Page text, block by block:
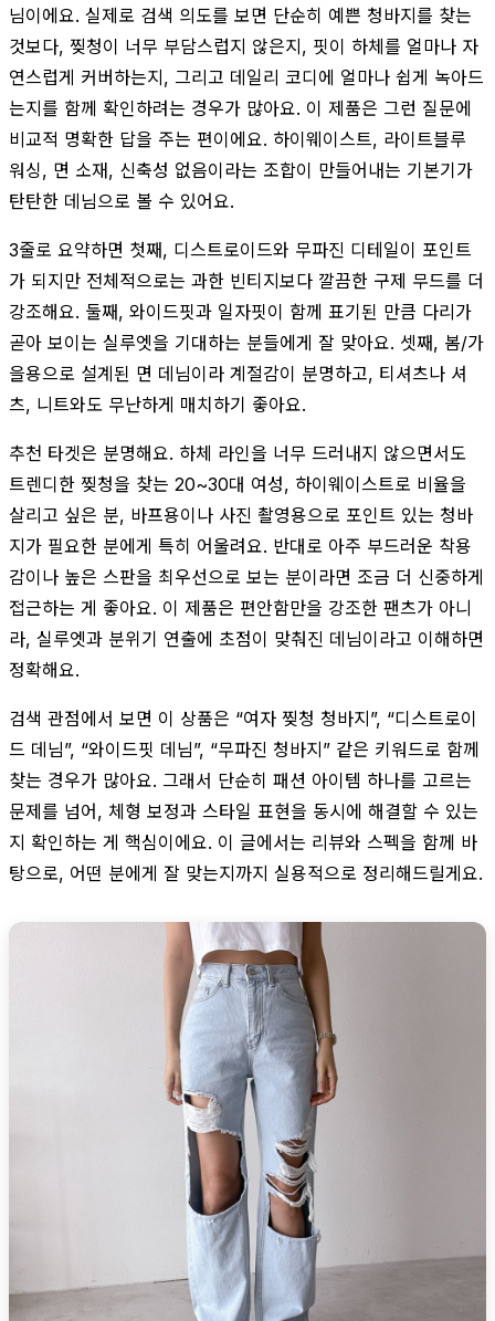
님이에요. 실제로 검색 의도를 보면 단순히 예쁜 청바지를 찾는
것보다, 찢청이 너무 부담스럽지 않은지, 핏이 하체를 얼마나 자
연스럽게 커버하는지, 그리고 데일리 코디에 얼마나 쉽게 녹아드
는지를 함께 확인하려는 경우가 많아요. 이 제품은 그런 질문에
비교적 명확한 답을 주는 편이에요. 하이웨이스트, 라이트블루
워싱, 면 소재, 신축성 없음이라는 조합이 만들어내는 기본기가
탄탄한 데님으로 볼 수 있어요.
3줄로 요약하면 첫째, 디스트로이드와 무파진 디테일이 포인트
가 되지만 전체적으로는 과한 빈티지보다 깔끔한 구제 무드를 더
강조해요. 둘째, 와이드핏과 일자핏이 함께 표기된 만큼 다리가
곧아 보이는 실루엣을 기대하는 분들에게 잘 맞아요. 셋째, 봄/가
을용으로 설계된 면 데님이라 계절감이 분명하고, 티셔츠나 셔
츠, 니트와도 무난하게 매치하기 좋아요.
추천 타겟은 분명해요. 하체 라인을 너무 드러내지 않으면서도
트렌디한 찢청을 찾는 20~30대 여성, 하이웨이스트로 비율을
살리고 싶은 분, 바프용이나 사진 촬영용으로 포인트 있는 청바
지가 필요한 분에게 특히 어울려요. 반대로 아주 부드러운 착용
감이나 높은 스판을 최우선으로 보는 분이라면 조금 더 신중하게
접근하는 게 좋아요. 이 제품은 편안함만을 강조한 팬츠가 아니
라, 실루엣과 분위기 연출에 초점이 맞춰진 데님이라고 이해하면
정확해요.
검색 관점에서 보면 이 상품은 “여자 찢청 청바지”, “디스트로이
드 데님”, “와이드핏 데님”, “무파진 청바지” 같은 키워드로 함께
찾는 경우가 많아요. 그래서 단순히 패션 아이템 하나를 고르는
문제를 넘어, 체형 보정과 스타일 표현을 동시에 해결할 수 있는
지 확인하는 게 핵심이에요. 이 글에서는 리뷰와 스펙을 함께 바
탕으로, 어떤 분에게 잘 맞는지까지 실용적으로 정리해드릴게요.